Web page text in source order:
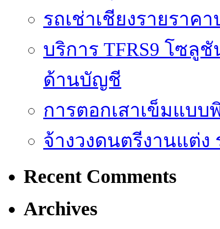
รถเช่าเชียงรายราค
บริการ TFRS9 โซลู
ด้านบัญชี
การตอกเสาเข็มแบบ
จ้างวงดนตรีงานแต่ง
Recent Comments
Archives